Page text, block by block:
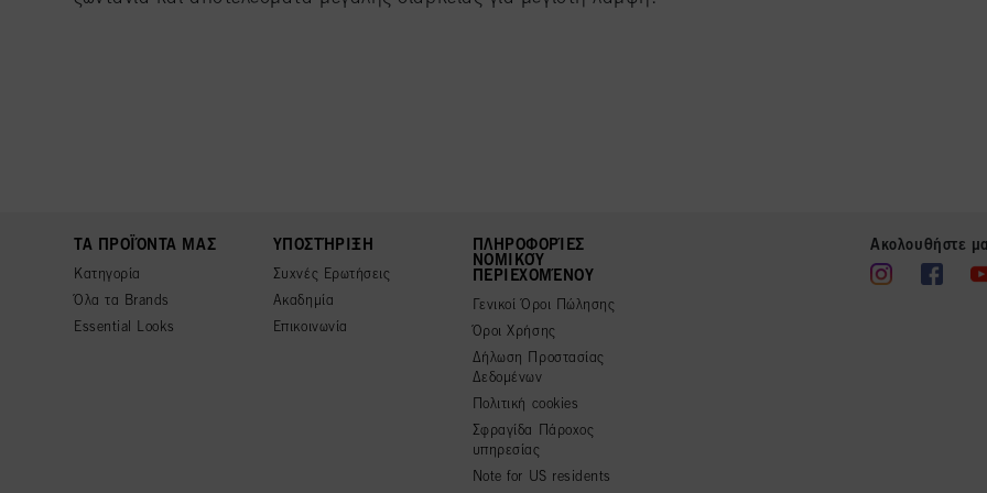
ΤΑ ΠΡΟΪΌΝΤΑ ΜΑΣ
Κατηγορία
Όλα τα Brands
Essential Looks
ΥΠΟΣΤΉΡΙΞΗ
Συχνές Ερωτήσεις
Ακαδημία
Επικοινωνία
ΠΛΗΡΟΦΟΡΊΕΣ
ΝΟΜΙΚΟΎ
ΠΕΡΙΕΧΟΜΈΝΟΥ
Γενικοί Όροι Πώλησης
Όροι Χρήσης
Δήλωση Προστασίας
Δεδομένων
Πολιτική cookies
Σφραγίδα Πάροχος
υπηρεσίας
Note for US residents
Ακολουθήστε